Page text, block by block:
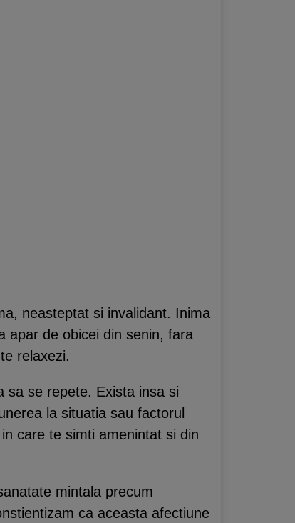
neasteptat si invalidant. Inima
apar de obicei din senin, fara
relaxezi.
sa se repete. Exista insa si
la situatia sau factorul
care te simti amenintat si din
mintala precum
ca aceasta afectiune